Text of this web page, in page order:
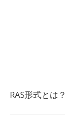
RAS形式とは？